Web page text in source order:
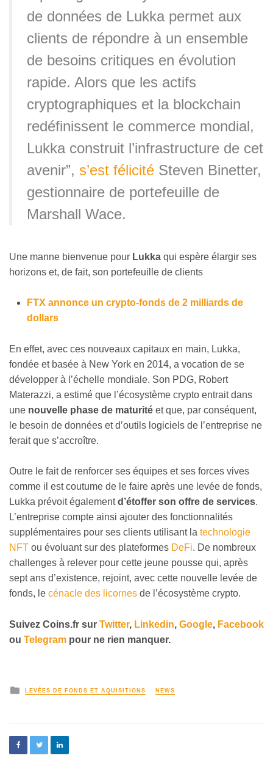
de données de Lukka permet aux
clients de répondre à un ensemble
de besoins critiques en évolution
rapide. Alors que les actifs
cryptographiques et la blockchain
redéfinissent le commerce mondial,
Lukka construit l’infrastructure de cet
avenir”, s’est félicité Steven Binetter,
gestionnaire de portefeuille de
Marshall Wace.
Une manne bienvenue pour Lukka qui espère élargir ses
horizons et, de fait, son portefeuille de clients
FTX annonce un crypto-fonds de 2 milliards de
dollars
En effet, avec ces nouveaux capitaux en main, Lukka,
fondée et basée à New York en 2014, a vocation de se
développer à l’échelle mondiale. Son PDG, Robert
Materazzi, a estimé que l’écosystème crypto entrait dans
une nouvelle phase de maturité et que, par conséquent,
le besoin de données et d’outils logiciels de l’entreprise ne
ferait que s’accroître.
Outre le fait de renforcer ses équipes et ses forces vives
comme il est coutume de le faire après une levée de fonds,
Lukka prévoit égalementd’étoffer son offre de services.
L’entreprise compte ainsi ajouter des fonctionnalités
supplémentaires pour ses clients utilisant la technologie
NFT ou évoluant sur des plateformes DeFi. De nombreux
challenges à relever pour cette jeune pousse qui, après
sept ans d’existence, rejoint, avec cette nouvelle levée de
fonds, le cénacle des licornes de l’écosystème crypto.
Suivez Coins.fr sur Twitter, Linkedin, Google, Facebook
ou Telegram pour ne rien manquer.
LEVÉES DE FONDS ET AQUISITIONS NEWS